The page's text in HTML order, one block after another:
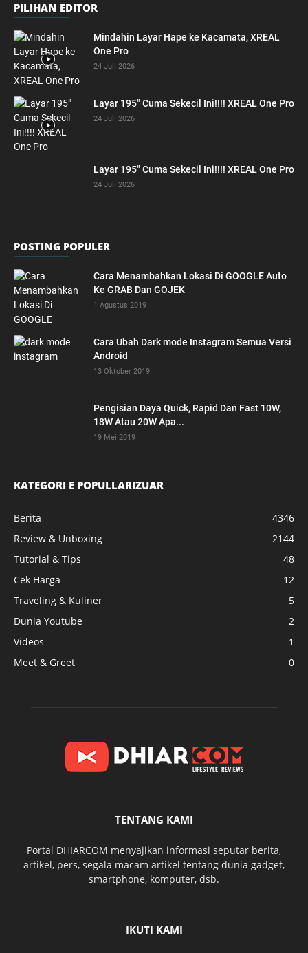
PILIHAN EDITOR
Mindahin Layar Hape ke Kacamata, XREAL
One Pro
24 Juli 2026
Layar 195″ Cuma Sekecil Ini!!!! XREAL One Pro
24 Juli 2026
Layar 195″ Cuma Sekecil Ini!!!! XREAL One Pro
24 Juli 2026
POSTING POPULER
Cara Menambahkan Lokasi Di GOOGLE Auto
Ke GRAB Dan GOJEK
1 Agustus 2019
Cara Ubah Dark mode Instagram Semua Versi
Android
13 Oktober 2019
Pengisian Daya Quick, Rapid Dan Fast 10W,
18W Atau 20W Apa...
19 Mei 2019
KATEGORI E POPULLARIZUAR
Berita
4346
Review & Unboxing
2144
Tutorial & Tips
48
Cek Harga
12
Traveling & Kuliner
5
Dunia Youtube
2
Videos
1
Meet & Greet
0
TENTANG KAMI
Portal DHIARCOM menyajikan informasi seputar berita,
artikel, pers, segala macam artikel tentang dunia gadget,
smartphone, komputer, dsb.
IKUTI KAMI